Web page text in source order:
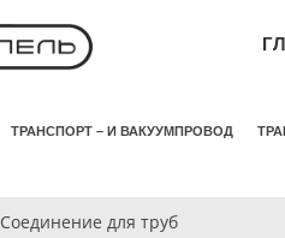
ТРАНСПОРТ – И ВАКУУМПРОВОД
Соединение для труб